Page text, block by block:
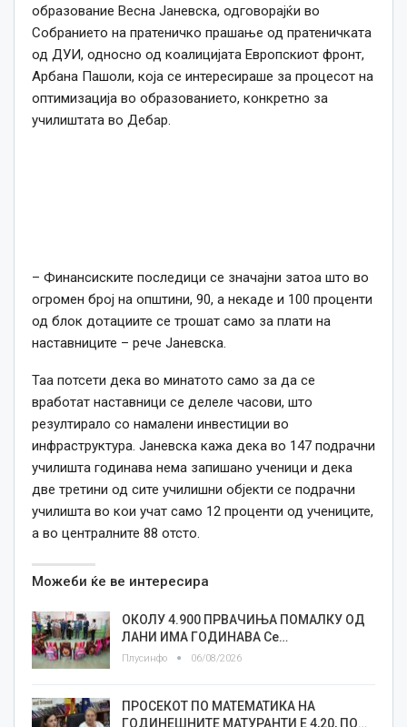
образование Весна Јаневска, одговорајќи во
Собранието на пратеничко прашање од пратеничката
од ДУИ, односно од коалицијата Европскиот фронт,
Арбана Пашоли, која се интересираше за процесот на
оптимизација во образованието, конкретно за
училиштата во Дебар.
– Финансиските последици се значајни затоа што во
огромен број на општини, 90, а некаде и 100 проценти
од блок дотациите се трошат само за плати на
наставниците – рече Јаневска.
Таа потсети дека во минатото само за да се
вработат наставници се делеле часови, што
резултирало со намалени инвестиции во
инфраструктура. Јаневска кажа дека во 147 подрачни
училишта годинава нема запишано ученици и дека
две третини од сите училишни објекти се подрачни
училишта во кои учат само 12 проценти од учениците,
а во централните 88 отсто.
Можеби ќе ве интересира
ОКОЛУ 4.900 ПРВАЧИЊА ПОМАЛКУ ОД
ЛАНИ ИМА ГОДИНАВА Се…
Плусинфо 06/08/2026
ПРОСЕКОТ ПО МАТЕМАТИКА НА
ГОДИНЕШНИТЕ МАТУРАНТИ Е 4,20, ПО…